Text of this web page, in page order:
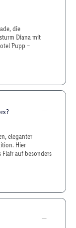
die
Diana mit
Pupp –
eleganter
Hier
auf besonders